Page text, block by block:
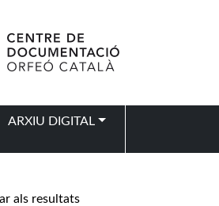
ARXIU DIGITAL
als resultats